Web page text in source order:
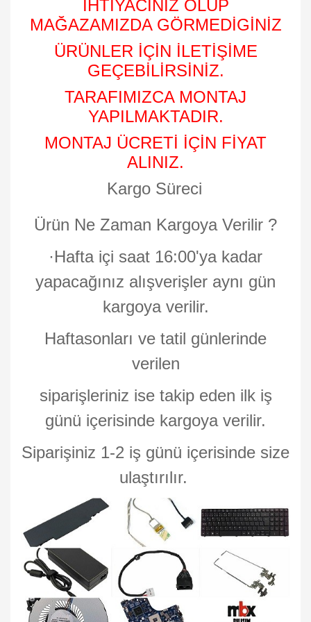
İHTİYACINIZ OLUP
MAĞAZAMIZDA GÖRMEDİGİNİZ
ÜRÜNLER İÇİN İLETİŞİME
GEÇEBİLİRSİNİZ.
TARAFIMIZCA MONTAJ
YAPILMAKTADIR.
MONTAJ ÜCRETİ İÇİN FİYAT
ALINIZ.
Kargo Süreci
Ürün Ne Zaman Kargoya Verilir ?
·Hafta içi saat 16:00'ya kadar
yapacağınız alışverişler aynı gün
kargoya verilir.
Haftasonları ve tatil günlerinde
verilen
siparişleriniz ise takip eden ilk iş
günü içerisinde kargoya verilir.
Siparişiniz 1-2 iş günü içerisinde size
ulaştırılır.